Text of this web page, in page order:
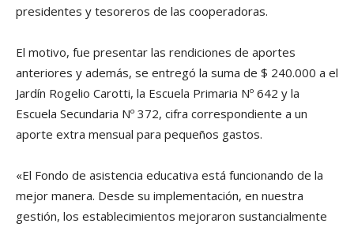
presidentes y tesoreros de las cooperadoras.
El motivo, fue presentar las rendiciones de aportes
anteriores y además, se entregó la suma de $ 240.000 a el
Jardín Rogelio Carotti, la Escuela Primaria Nº 642 y la
Escuela Secundaria Nº 372, cifra correspondiente a un
aporte extra mensual para pequeños gastos.
«El Fondo de asistencia educativa está funcionando de la
mejor manera. Desde su implementación, en nuestra
gestión, los establecimientos mejoraron sustancialmente